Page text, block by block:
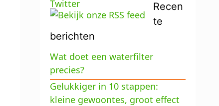
Recen
te
berichten
Wat doet een waterfilter
precies?
Gelukkiger in 10 stappen:
kleine gewoontes, groot effect